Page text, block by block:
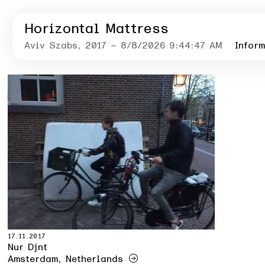
Horizontal Mattress
Aviv Szabs, 2017 – 8/8/2026 9:44:47 AM
17.11.2017
Nur Djnt
Amsterdam, Netherlands